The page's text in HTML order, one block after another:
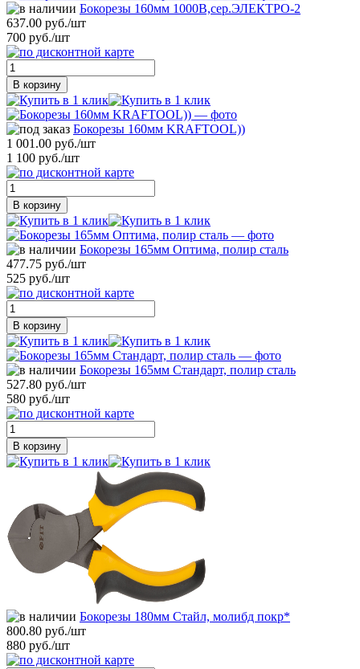
Бокорезы 160мм 1000В,сер.ЭЛЕКТРО-2
637.00 руб./шт
700 руб./шт
В корзину
Бокорезы 160мм KRAFTOOL))
1 001.00 руб./шт
1 100 руб./шт
В корзину
Бокорезы 165мм Оптима, полир сталь
477.75 руб./шт
525 руб./шт
В корзину
Бокорезы 165мм Стандарт, полир сталь
527.80 руб./шт
580 руб./шт
В корзину
Бокорезы 180мм Стайл, молибд покр*
800.80 руб./шт
880 руб./шт